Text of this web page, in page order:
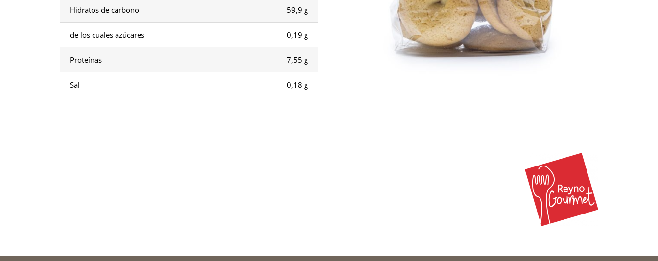
Hidratos de carbono 59,9 g
de los cuales azúcares 0,19 g
Proteínas 7,55 g
Sal 0,18 g